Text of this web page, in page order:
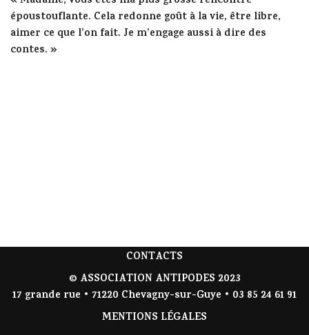
époustouflante. Cela redonne goût à la vie, être libre,
aimer ce que l’on fait. Je m’engage aussi à dire des
contes. »
CONTACTS
© ASSOCIATION ANTIPODES 2023
17 grande rue • 71220 Chevagny-sur-Guye • 03 85 24 61 91
MENTIONS LÉGALES